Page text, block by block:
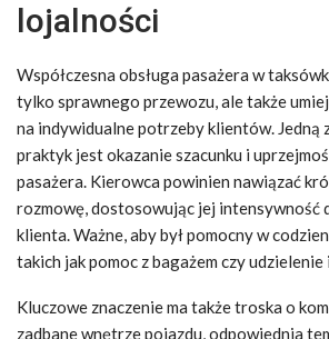
lojalności
Współczesna obsługa pasażera w
tylko sprawnego przewozu, ale także
na indywidualne potrzeby klientów. Jedną
praktyk jest okazanie szacunku i
pasażera. Kierowca powinien nawiązać
rozmowę, dostosowując jej intensywność
klienta. Ważne, aby był pomocny w
takich jak pomoc z bagażem czy
Kluczowe znaczenie ma także troska o
zadbane wnętrze pojazdu, odpowiednia